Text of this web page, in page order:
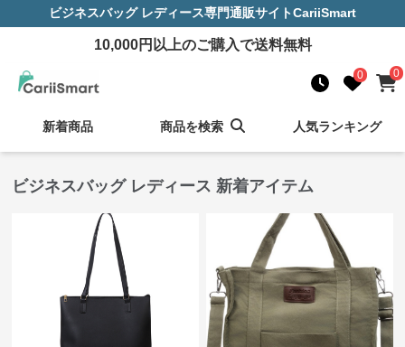
ビジネスバッグ レディース専門通販サイトCariiSmart
10,000円以上のご購入で送料無料
0 0
新着商品 商品を検索 人気ランキング
ビジネスバッグ レディース 新着アイテム